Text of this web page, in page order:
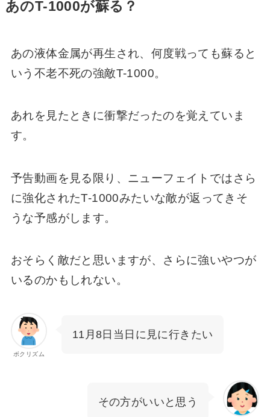
あのT-1000が蘇る？
あの液体金属が再生され、何度戦っても蘇ると
いう不老不死の強敵T-1000。
あれを見たときに衝撃だったのを覚えていま
す。
予告動画を見る限り、ニューフェイトではさら
に強化されたT-1000みたいな敵が返ってきそ
うな予感がします。
おそらく敵だと思いますが、さらに強いやつが
いるのかもしれない。
ボクリズム
11月8日当日に見に行きたい
その方がいいと思う